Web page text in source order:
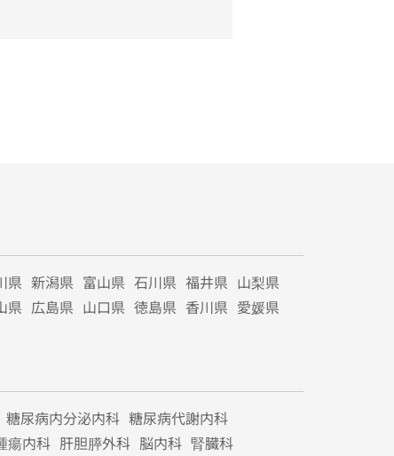
県 新潟県 富山県 石川県 福井県 山梨県
県 広島県 山口県 徳島県 香川県 愛媛県
糖尿病内分泌内科 糖尿病代謝内科
瘍内科 肝胆膵外科 脳内科 腎臓科